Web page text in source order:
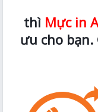
thì Mực in
ưu cho